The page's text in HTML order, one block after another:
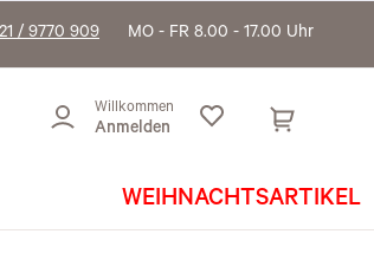
/ 9770 909 MO - FR 8.00 - 17.00 Uhr
Willkommen
Anmelden
WEIHNACHTSARTIKEL